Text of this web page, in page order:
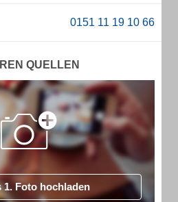
QUELLEN
1. Foto hochladen